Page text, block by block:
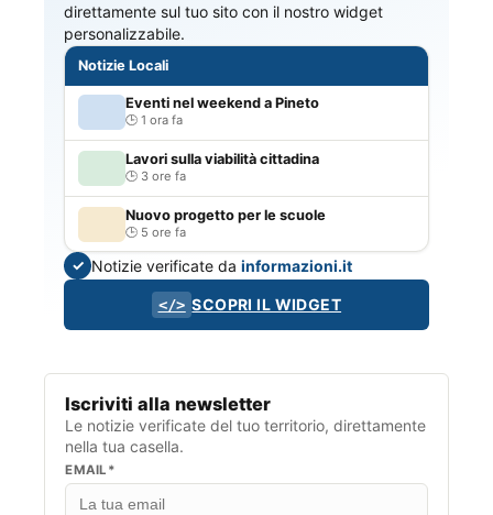
direttamente sul tuo sito con il nostro widget
personalizzabile.
Notizie Locali
Eventi nel weekend a Pineto
1 ora fa
Lavori sulla viabilità cittadina
3 ore fa
Nuovo progetto per le scuole
5 ore fa
✓ Notizie verificate dainformazioni.it
</> SCOPRI IL WIDGET
Iscriviti alla newsletter
Le notizie verificate del tuo territorio, direttamente
nella tua casella.
EMAIL*